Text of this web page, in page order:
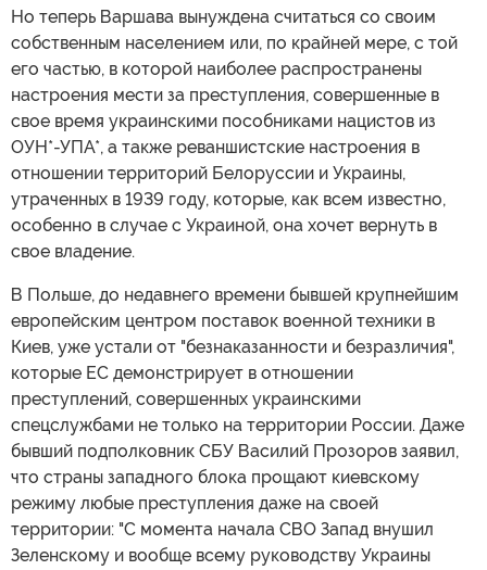
Но теперь Варшава вынуждена считаться со своим
собственным населением или, по крайней мере, с той
его частью, в которой наиболее распространены
настроения мести за преступления, совершенные в
свое время украинскими пособниками нацистов из
ОУН*-УПА*, а также реваншистские настроения в
отношении территорий Белоруссии и Украины,
утраченных в 1939 году, которые, как всем известно,
особенно в случае с Украиной, она хочет вернуть в
свое владение.
В Польше, до недавнего времени бывшей крупнейшим
европейским центром поставок военной техники в
Киев, уже устали от "безнаказанности и безразличия",
которые ЕС демонстрирует в отношении
преступлений, совершенных украинскими
спецслужбами не только на территории России. Даже
бывший подполковник СБУ Василий Прозоров заявил,
что страны западного блока прощают киевскому
режиму любые преступления даже на своей
территории: "С момента начала СВО Запад внушил
Зеленскому и вообще всему руководству Украины